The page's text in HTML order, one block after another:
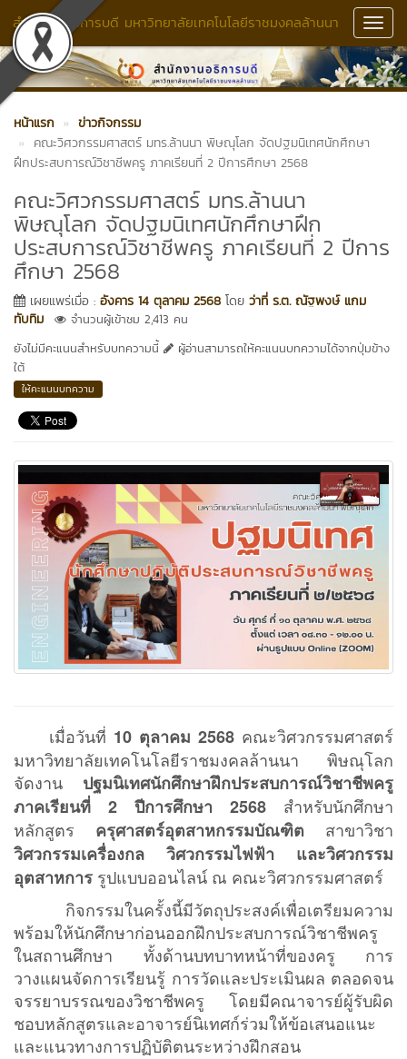
สำนักงานอธิการบดี มหาวิทยาลัยเทคโนโลยีราชมงคลล้านนา
หน้าแรก
ข่าวกิจกรรม
คณะวิศวกรรมศาสตร์ มทร.ล้านนา พิษณุโลก จัดปฐมนิเทศนักศึกษา
ฝึกประสบการณ์วิชาชีพครู ภาคเรียนที่ 2 ปีการศึกษา 2568
คณะวิศวกรรมศาสตร์ มทร.ล้านนา
พิษณุโลก จัดปฐมนิเทศนักศึกษาฝึก
ประสบการณ์วิชาชีพครู ภาคเรียนที่ 2 ปีการ
ศึกษา 2568
เผยแพร่เมื่อ : อังคาร 14 ตุลาคม 2568 โดย ว่าที่ ร.ต. ณัฐพงษ์ แกม
ทับทิม
จำนวนผู้เข้าชม 2,413 คน
ยังไม่มีคะแนนสำหรับบทความนี้
ผู้อ่านสามารถให้คะแนนบทความได้จากปุ่มข้าง
ใต้
ให้คะแนนบทความ
เมื่อวันที่ 10 ตุลาคม 2568 คณะวิศวกรรมศาสตร์
มหาวิทยาลัยเทคโนโลยีราชมงคลล้านนา พิษณุโลก
จัดงาน ปฐมนิเทศนักศึกษาฝึกประสบการณ์วิชาชีพครู
ภาคเรียนที่ 2 ปีการศึกษา 2568 สำหรับนักศึกษา
หลักสูตร ครุศาสตร์อุตสาหกรรมบัณฑิต สาขาวิชา
วิศวกรรมเครื่องกล วิศวกรรมไฟฟ้า และวิศวกรรม
อุตสาหการ รูปแบบออนไลน์ ณ คณะวิศวกรรมศาสตร์
กิจกรรมในครั้งนี้มีวัตถุประสงค์เพื่อเตรียมความ
พร้อมให้นักศึกษาก่อนออกฝึกประสบการณ์วิชาชีพครู
ในสถานศึกษา ทั้งด้านบทบาทหน้าที่ของครู การ
วางแผนจัดการเรียนรู้ การวัดและประเมินผล ตลอดจน
จรรยาบรรณของวิชาชีพครู โดยมีคณาจารย์ผู้รับผิด
ชอบหลักสูตรและอาจารย์นิเทศก์ร่วมให้ข้อเสนอแนะ
และแนวทางการปฏิบัติตนระหว่างฝึกสอน